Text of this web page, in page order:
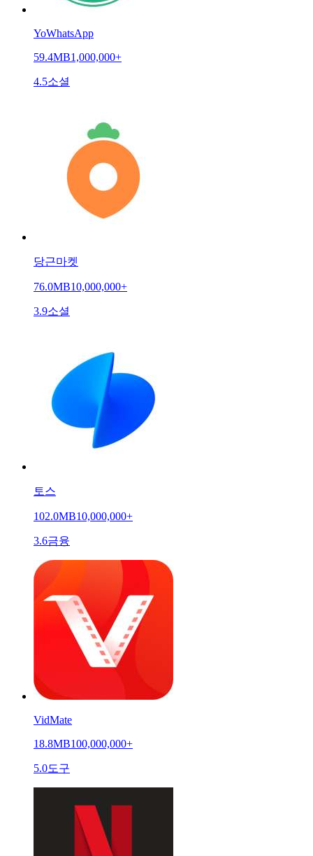
YoWhatsApp
59.4MB1,000,000+
4.5소셜
당근마켓
76.0MB10,000,000+
3.9소셜
토스
102.0MB10,000,000+
3.6금융
VidMate
18.8MB100,000,000+
5.0도구